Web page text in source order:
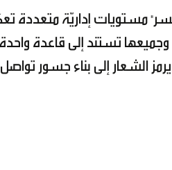
مستويات إداريّة متعددة
وجميعها تستند إلى قاعدة
الشعار إلى بناء جسور تواصل